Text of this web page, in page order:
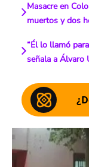
Masacre en
muertos y dos
“Él lo llamó
señala a Álvaro